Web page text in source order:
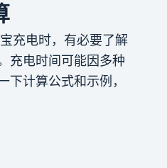
充电时，有必要了解
充电时间可能因多种
下计算公式和示例，